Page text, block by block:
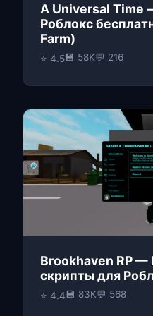
A Universal Time
Роблокс
Farm)
⭐ 4.5💾 58K💬 216
Brookhaven RP —
скрипты для
⭐ 4.4💾 83K💬 568